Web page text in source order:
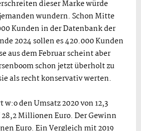
dieser Marke würde
wundern. Schon Mitte
Kunden in der Datenbank der
2024 sollen es 420.000 Kunden
aus dem Februar scheint aber
schon jetzt überholt zu
als recht konservativ werten.
den Umsatz 2020 von 12,3
Millionen Euro. Der Gewinn
Euro. Ein Vergleich mit 2019